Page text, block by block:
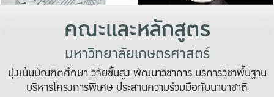
คณะและหลักสูตร
มหาวิทยาลัยเกษตรศาสตร์
มุ่งเน้นบัณฑิตศึกษา วิจัยขั้นสูง พัฒนาวิชาการ บริการวิชาพื้นฐาน
บริหารโครงการพิเศษ ประสานความร่วมมือกับนานาชาติ